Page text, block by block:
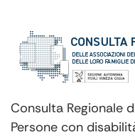
Consulta Regionale
Persone con